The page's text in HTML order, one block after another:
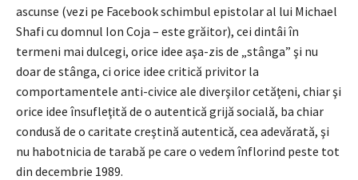
ascunse (vezi pe Facebook schimbul epistolar al lui Michael
Shafi cu domnul Ion Coja – este grăitor), cei dintâi în
termeni mai dulcegi, orice idee aşa-zis de „stânga” şi nu
doar de stânga, ci orice idee critică privitor la
comportamentele anti-civice ale diverşilor cetăţeni, chiar şi
orice idee însufleţită de o autentică grijă socială, ba chiar
condusă de o caritate creştină autentică, cea adevărată, şi
nu habotnicia de tarabă pe care o vedem înflorind peste tot
din decembrie 1989.